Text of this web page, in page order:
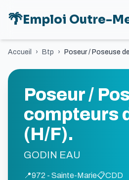
🌴Emploi Outre-
Accueil › Btp › Poseur / Poseuse
Poseur /
compteurs
(H/F).
GODIN EAU
📍972 - Sainte-Marie📋CDD